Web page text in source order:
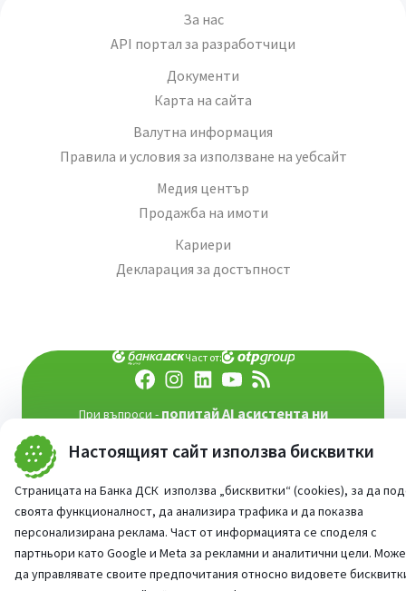
Настоящият сайт използва бисквитки
Страницата на Банка ДСК използва „бисквитки“ (cookies), за да
своята функционалност, да анализира трафика и да показва
персонализирана реклама. Част от информацията се споделя с
партньори като Google и Meta за рекламни и аналитични цели.
да управлявате своите предпочитания относно видовете
За нас
API портал за разработчици
Документи
Карта на сайта
Валутна информация
Правила и условия за използване на уебсайт
Медия център
Продажба на имоти
Кариери
Декларация за достъпност
Част от:
При въпроси - попитай AI асистента ни
Всички права запазени
Сайт от:StudioX